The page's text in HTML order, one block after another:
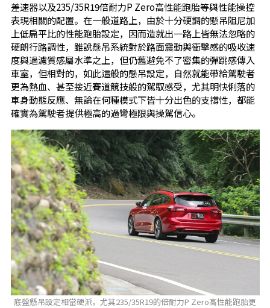
差速器以及235/35R19倍耐力P Zero高性能跑胎等與性能操控
表現相關的配置。在一般道路上，由於十分硬調的懸吊阻尼加
上低扁平比的性能跑胎設定，因而造就出一路上皆無法忽略的
硬朗行路調性，雖說懸吊系統對於路面震動與衝擊感的吸收速
度與過濾質感屬水準之上，但仍舊避免不了密集的彈跳感傳入
車室，但相對的，如此這般的懸吊設定，自然就能帶給駕駛者
更為熱血、甚至接近賽道競技般的駕馭感受，尤其明快俐落的
車身動態反應、無論在何種模式下皆十分出色的支撐性，都能
確實為駕駛者提供極高的過彎極限與操駕信心。
底盤懸吊設定相當硬派，尤其235/35R19的倍耐力P Zero高性能跑胎更